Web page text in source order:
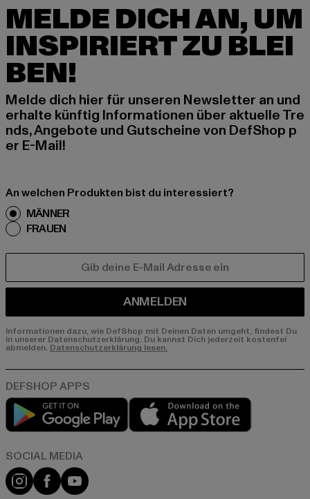
MELDE DICH AN, UM
INSPIRIERT ZU BLEI
BEN!
Melde dich hier für unseren Newsletter an und
erhalte künftig Informationen über aktuelle Tre
nds, Angebote und Gutscheine von DefShop p
er E-Mail!
An welchen Produkten bist du interessiert?
MÄNNER
FRAUEN
ANMELDEN
Informationen dazu, wie DefShop mit Deinen Daten umgeht, findest Du
in unserer Datenschutzerklärung. Du kannst Dich jederzeit kostenfei
abmelden. Datenschutzerklärung lesen.
Play market
Instagram
FacebookYouTube